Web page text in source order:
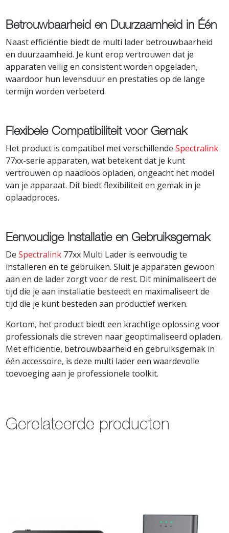
Betrouwbaarheid en Duurzaamheid in Één
Naast efficiëntie biedt de multi lader betrouwbaarheid
en duurzaamheid. Je kunt erop vertrouwen dat je
apparaten veilig en consistent worden opgeladen,
waardoor hun levensduur en prestaties op de lange
termijn worden verbeterd.
Flexibele Compatibiliteit voor Gemak
Het product is compatibel met verschillendeSpectralink
77xx-serie apparaten, wat betekent dat je kunt
vertrouwen op naadloos opladen, ongeacht het model
van je apparaat. Dit biedt flexibiliteit en gemak in je
oplaadproces.
Eenvoudige Installatie en Gebruiksgemak
DeSpectralink 77xx Multi Lader is eenvoudig te
installeren en te gebruiken. Sluit je apparaten gewoon
aan en de lader zorgt voor de rest. Dit minimaliseert de
tijd die je aan installatie besteedt en maximaliseert de
tijd die je kunt besteden aan productief werken.
Kortom, het product biedt een krachtige oplossing voor
professionals die streven naar geoptimaliseerd opladen.
Met efficiëntie, betrouwbaarheid en gebruiksgemak in
één accessoire, is deze multi lader een waardevolle
toevoeging aan je professionele toolkit.
Gerelateerde producten